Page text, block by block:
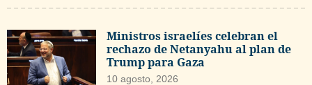
Ministros israelíes celebran el
rechazo de Netanyahu al plan de
Trump para Gaza
10 agosto, 2026